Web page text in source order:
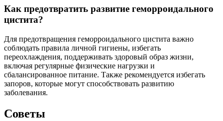
Как предотвратить развитие геморроидального
цистита?
Для предотвращения геморроидального цистита важно
соблюдать правила личной гигиены, избегать
переохлаждения, поддерживать здоровый образ жизни,
включая регулярные физические нагрузки и
сбалансированное питание. Также рекомендуется избегать
запоров, которые могут способствовать развитию
заболевания.
Советы